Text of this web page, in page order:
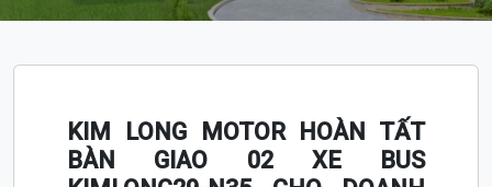
KIM LONG MOTOR HOÀN TẤT
BÀN GIAO 02 XE BUS